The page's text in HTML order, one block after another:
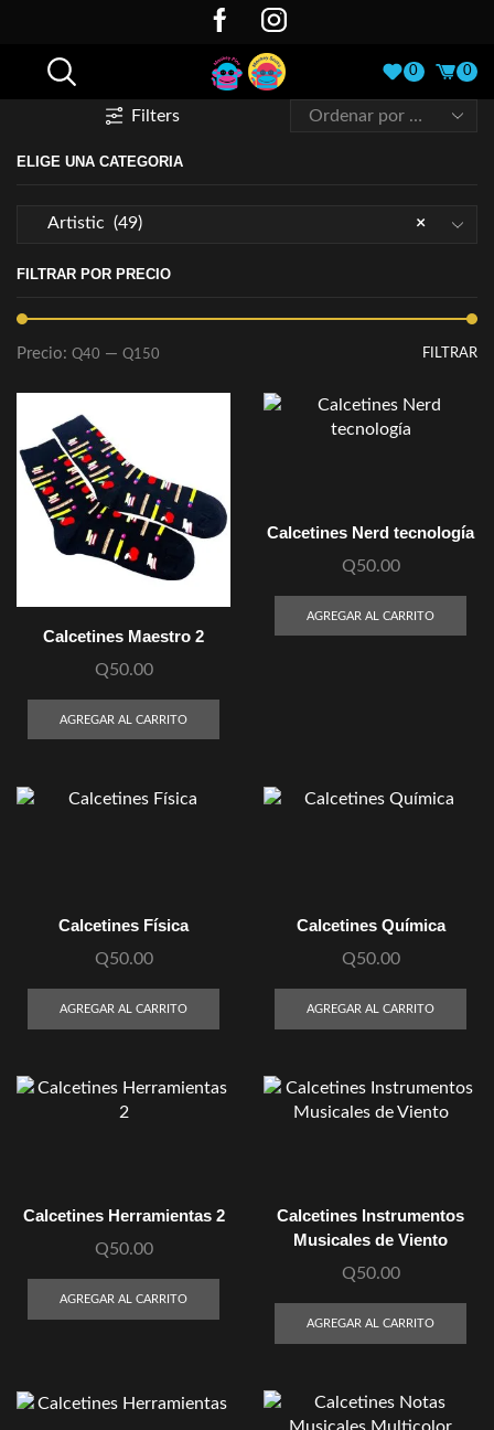
0 0
Filters
ELIGE UNA CATEGORIA
×
Artistic (49)
FILTRAR POR PRECIO
FILTRAR
Precio: Q40 — Q150
Calcetines Maestro 2
Q50.00
AGREGAR AL CARRITO
Calcetines Nerd tecnología
Q50.00
AGREGAR AL CARRITO
Calcetines Física
Q50.00
AGREGAR AL CARRITO
Calcetines Química
Q50.00
AGREGAR AL CARRITO
Calcetines Herramientas 2
Q50.00
AGREGAR AL CARRITO
Calcetines Instrumentos
Musicales de Viento
Q50.00
AGREGAR AL CARRITO